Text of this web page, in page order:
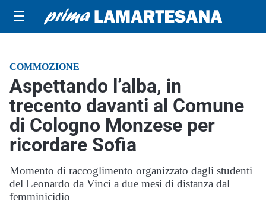
☰
COMMOZIONE
Aspettando l’alba, in
trecento davanti al Comune
di Cologno Monzese per
ricordare Sofia
Momento di raccoglimento organizzato dagli studenti
del Leonardo da Vinci a due mesi di distanza dal
femminicidio